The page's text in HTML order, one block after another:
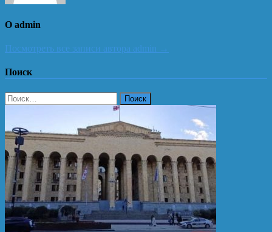
О admin
Посмотреть все записи автора admin →
Поиск
Найти: